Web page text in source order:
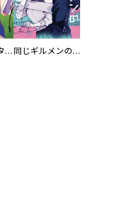
スーパー恋愛タイム！～現場でドＳな彼女は自宅でデレる～ 同じギルメンの声が好き